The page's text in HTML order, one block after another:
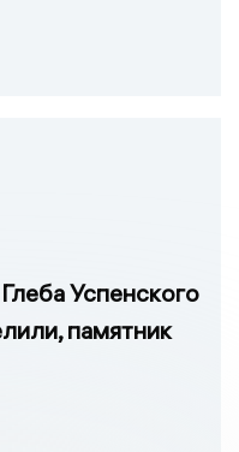
Успенского
памятник